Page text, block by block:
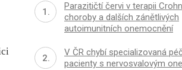
Parazitičtí červi v terapii
choroby a dalších zánětlivých
autoimunitních onemocnění
V ČR chybí specializovaná
pacienty s nervosvalovým